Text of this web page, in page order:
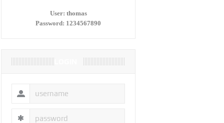
User: thomas
Password: 1234567890